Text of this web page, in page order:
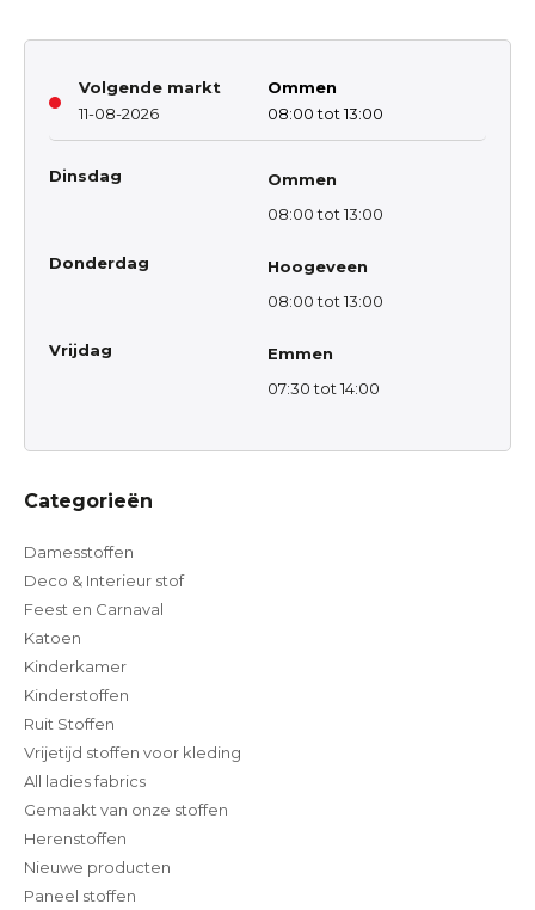
Volgende markt
11-08-2026
Ommen
08:00 tot 13:00
Dinsdag
Ommen
08:00 tot 13:00
Donderdag
Hoogeveen
08:00 tot 13:00
Vrijdag
Emmen
07:30 tot 14:00
Categorieën
Damesstoffen
Deco & Interieur stof
Feest en Carnaval
Katoen
Kinderkamer
Kinderstoffen
Ruit Stoffen
Vrijetijd stoffen voor kleding
All ladies fabrics
Gemaakt van onze stoffen
Herenstoffen
Nieuwe producten
Paneel stoffen